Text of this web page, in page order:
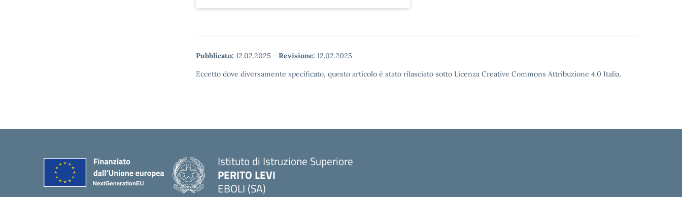
Pubblicato: 12.02.2025 - Revisione: 12.02.2025
Eccetto dove diversamente specificato, questo articolo è stato rilasciato sotto Licenza Creative Commons Attribuzione 4.0 Italia.
Istituto di Istruzione Superiore
PERITO LEVI
EBOLI (SA)